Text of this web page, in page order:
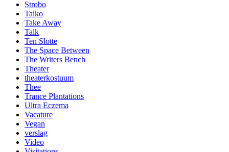
Strobo
Taiko
Take Away
Talk
Ten Slotte
The Space Between
The Writers Bench
Theater
theaterkostuum
Thee
Trance Plantations
Ultra Eczema
Vacature
Vegan
verslag
Video